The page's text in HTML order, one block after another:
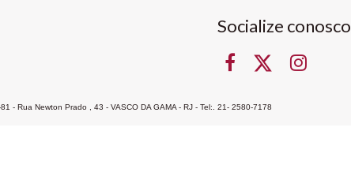
Socialize conosco
- Rua Newton Prado , 43 - VASCO DA GAMA - RJ - Tel:. 21- 2580-7178